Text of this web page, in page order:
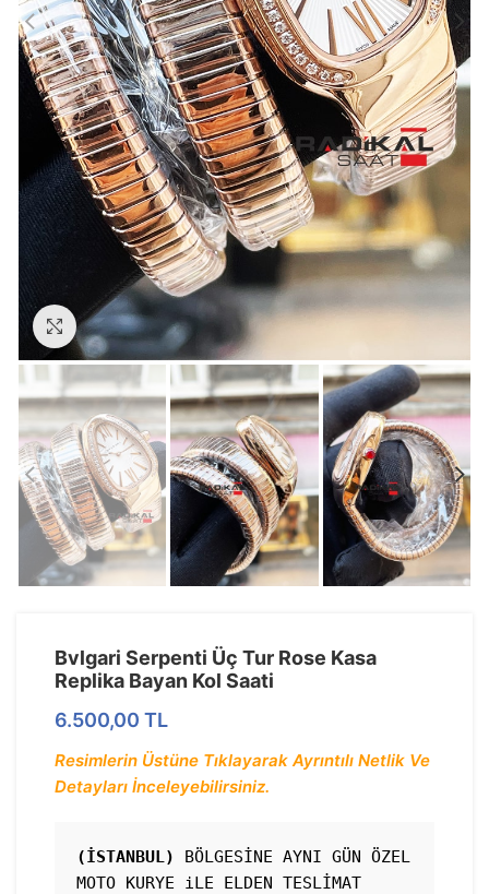
Görseli Büyütün
Bvlgari Serpenti Üç Tur Rose Kasa
Replika Bayan Kol Saati
6.500,00 TL
Resimlerin Üstüne Tıklayarak Ayrıntılı Netlik Ve
Detayları İnceleyebilirsiniz.
(İSTANBUL)
BÖLGESİNE AYNI GÜN ÖZEL
MOTO KURYE iLE ELDEN TESLİMAT